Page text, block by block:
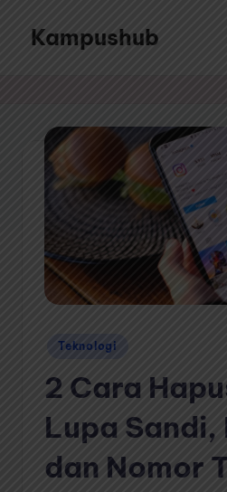
Kampushub
dari
berbagai
topik
menarik
Posted
Teknologi
2 Cara
Lupa Sandi,
dan Nomor